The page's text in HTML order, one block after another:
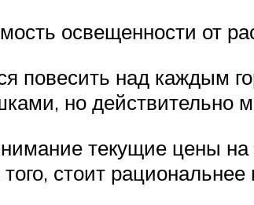
освещенности от
повесить над каждым
но действительно
текущие цены на
стоит